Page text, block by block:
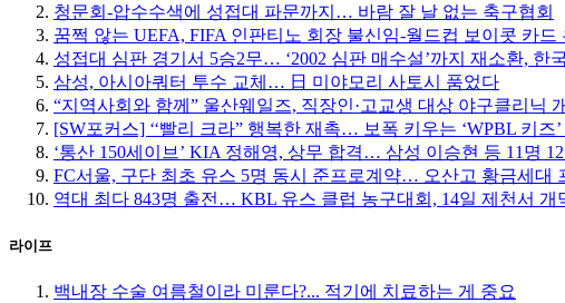
청문회-압수수색에 성접대 파문까지… 바람 잘 날 없는 축구협회
꿈쩍 않는 UEFA, FIFA 인판티노 회장 불신임-월드컵 보이콧 카드
성접대 심판 경기서 5승2무… ‘2002 심판 매수설’까지 재소환, 한
삼성, 아시아쿼터 투수 교체… 日 미야모리 사토시 품었다
“지역사회와 함께” 울산웨일즈, 직장인·고교생 대상 야구클리닉
[SW포커스] ‘‘빨리 크라” 행복한 재촉… 보폭 키우는 ‘WPBL 키즈
‘통산 150세이브’ KIA 정해영, 상무 합격… 삼성 이승현 등 11명
FC서울, 구단 최초 유스 5명 동시 준프로계약… 오산고 황금세대
역대 최다 843명 출전… KBL 유스 클럽 농구대회, 14일 제천서 개
라이프
백내장 수술 여름철이라 미룬다?... 적기에 치료하는 게 중요